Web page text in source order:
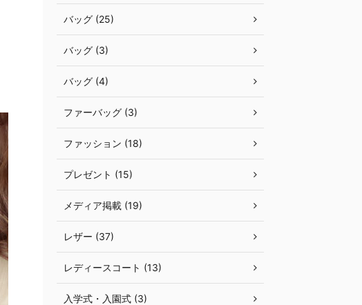
バッグ (25)
バッグ (3)
バッグ (4)
ファーバッグ (3)
ファッション (18)
プレゼント (15)
メディア掲載 (19)
レザー (37)
レディースコート (13)
入学式・入園式 (3)